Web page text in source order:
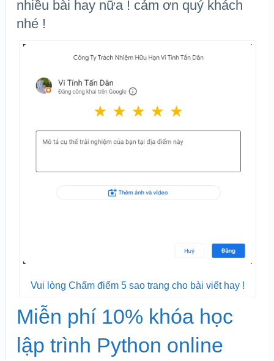
nhiều bài hay nữa ! cảm ơn quý khách
nhé !
Vui lòng Chấm điểm 5 sao trang cho bài viết hay !
Miễn phí 10% khóa học
lập trình Python online